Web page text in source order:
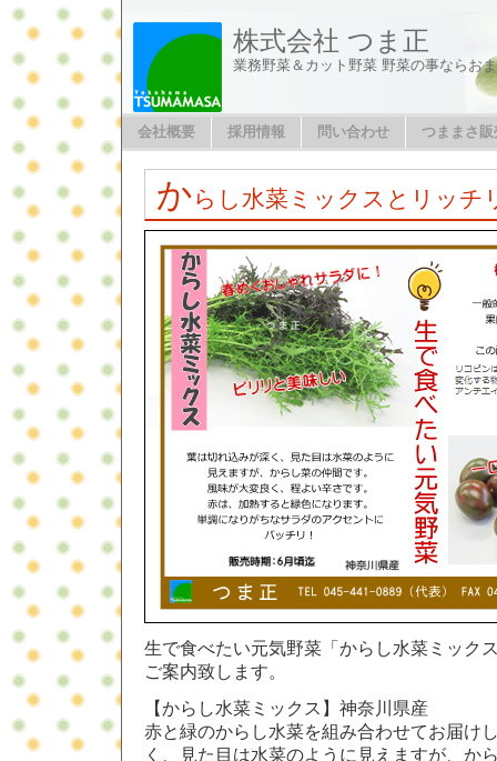
株式会社 つま正
業務野菜＆カット野菜 野菜の事ならお
会社概要 採用情報 問い合わせ つままさ
からし水菜ミックスとリッチ
生で食べたい元気野菜「からし水菜ミック
ご案内致します。
【からし水菜ミックス】神奈川県産
赤と緑のからし水菜を組み合わせてお届け
く、見た目は水菜のように見えますが、か